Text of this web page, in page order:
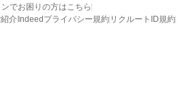
ンでお困りの方はこちら
介 Indeedプライバシー規約 リクルートID規約